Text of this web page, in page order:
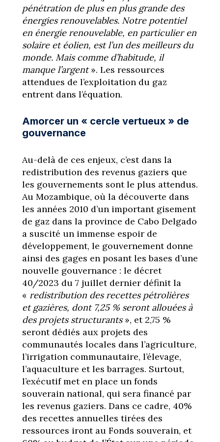
pénétration de plus en plus grande des
énergies renouvelables. Notre potentiel
en énergie renouvelable, en particulier en
solaire et éolien, est l’un des meilleurs du
monde. Mais comme d’habitude, il
manque l’argent». Les ressources
attendues de l’exploitation du gaz
entrent dans l’équation.
Amorcer un « cercle vertueux » de
gouvernance
Au-delà de ces enjeux, c’est dans la
redistribution des revenus gaziers que
les gouvernements sont le plus attendus.
Au Mozambique, où la découverte dans
les années 2010 d’un important gisement
de gaz dans la province de Cabo Delgado
a suscité un immense espoir de
développement, le gouvernement donne
ainsi des gages en posant les bases d’une
nouvelle gouvernance : le décret
40/2023 du 7 juillet dernier définit la
« redistribution des recettes pétrolières
et gazières, dont 7,25 % seront allouées à
des projets structurants», et 2,75 %
seront dédiés aux projets des
communautés locales dans l’agriculture,
l’irrigation communautaire, l’élevage,
l’aquaculture et les barrages. Surtout,
l’exécutif met en place un fonds
souverain national, qui sera financé par
les revenus gaziers. Dans ce cadre, 40%
des recettes annuelles tirées des
ressources iront au Fonds souverain, et